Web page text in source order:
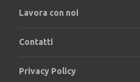
Lavora con noi
Contatti
Privacy Policy